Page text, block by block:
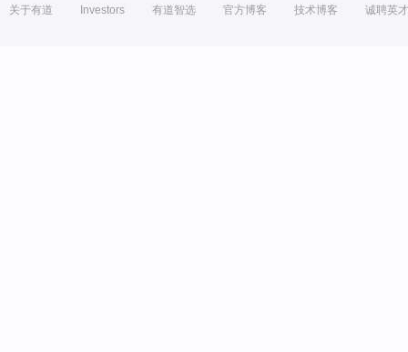
关于有道 Investors 有道智选 官方博客 技术博客 诚聘英才